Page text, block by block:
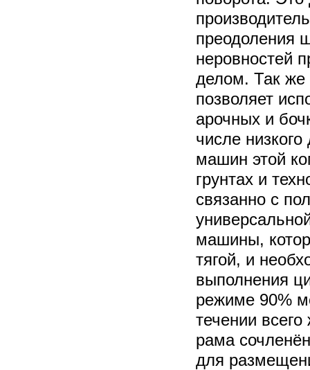
преодоления
неровностей
делом. Так же
позволяет
арочных и
числе
машин этой
грунтах и
связанно с
машины,
тягой, и
выполнения
режиме 90%
течении
рама
для